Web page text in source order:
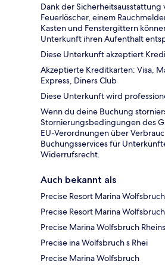
Dank der
Feuerlöscher, einem
Kasten und Fenstergittern
Unterkunft ihren Aufenthalt
Diese Unterkunft akzeptiert
Akzeptierte Kreditkarten: Visa,
Express, Diners Club
Diese Unterkunft wird
Wenn du deine Buchung
Stornierungsbedingungen des
EU-Verordnungen über
Buchungsservices für
Widerrufsrecht.
Auch bekannt als
Precise Resort Marina
Precise Resort Marina
Precise Marina Wolfsbruch
Precise ina Wolfsbruch s Rhei
Precise Marina Wolfsbruch